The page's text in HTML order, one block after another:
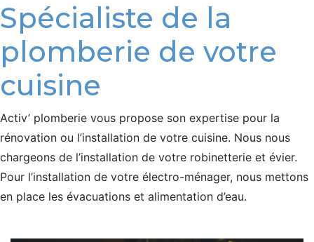
Spécialiste de la
plomberie de votre
cuisine
Activ’ plomberie vous propose son expertise pour la
rénovation ou l’installation de votre cuisine. Nous nous
chargeons de l’installation de votre robinetterie et évier.
Pour l’installation de votre électro-ménager, nous mettons
en place les évacuations et alimentation d’eau.